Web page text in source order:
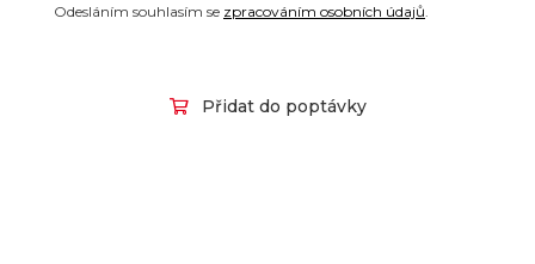
Odesláním souhlasím se zpracováním osobních údajů
Přidat do poptávky